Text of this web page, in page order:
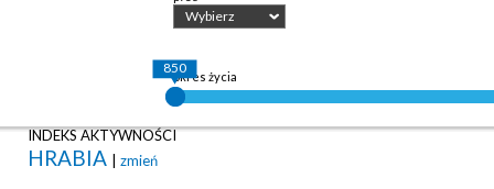
Wybierz
okres życia
850
INDEKS AKTYWNOŚCI
HRABIA | zmień